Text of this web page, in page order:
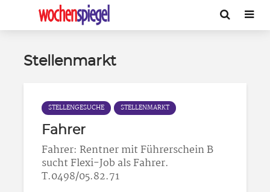
Stellenmarkt
STELLENGESUCHE STELLENMARKT
Fahrer
Fahrer: Rentner mit Führerschein B
sucht Flexi-Job als Fahrer.
T.0498/05.82.71